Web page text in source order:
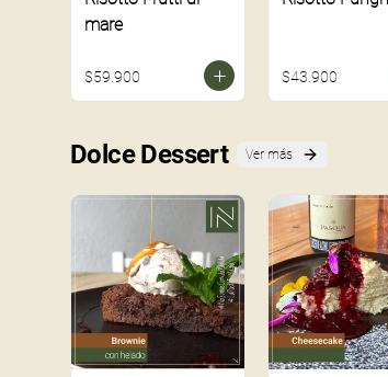
mare
$59.900 $43.900
Dolce Dessert Ver más